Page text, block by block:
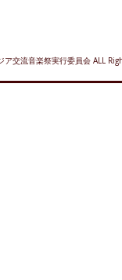
ア交流音楽祭実行委員会 ALL